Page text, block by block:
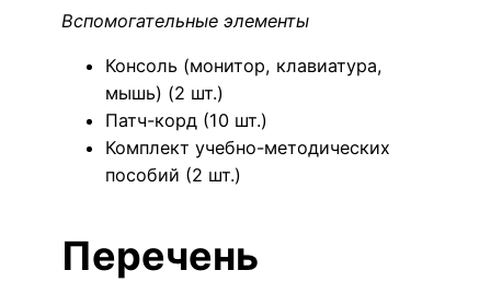
Вспомогательные элементы
Консоль (монитор, клавиатура,
мышь) (2 шт.)
Патч-корд (10 шт.)
Комплект учебно-методических
пособий (2 шт.)
Перечень